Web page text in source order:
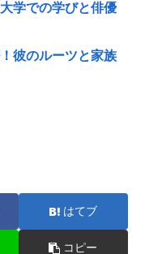
学での学びと俳優
彼のルーツと家族
はてブ
コピー